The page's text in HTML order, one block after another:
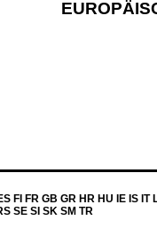
FI FR GB GR HR HU IE IS IT
SE SI SK SM TR